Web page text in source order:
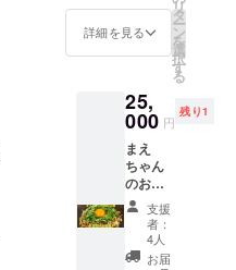
※「完売
しな
かった
キャン
ペーン
の費用
に充て
させて
いただ
きま
す。 ※
支援者
様のお
さい。
お釣り
は出ま
さい。
※交換、
返品、
換金は
出来ま
せん。
※お友達
やご家
族への
ギフト
で行い
ますの
で、時
間内は
動いて
いただ
けま
す。 (ご
希望が
あれば
もちろ
ん調理
提供も
出来ま
詳細を見る
リ
タ
ー
ン
を
選
択
す
る
25,
000 円
残り1
まえ
ちゃん
のお好
み焼が1
年間食
べ放題
になる
支援
者：
4人
お届